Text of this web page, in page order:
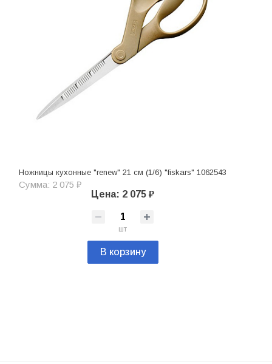
Ножницы кухонные "renew" 21 см (1/6) "fiskars" 1062543
Сумма: 2 075 ₽
Цена: 2 075 ₽
шт
В корзину